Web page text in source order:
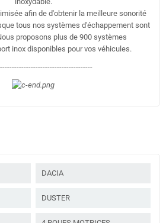
afin de d'obtenir la meilleure sonorité
tous nos systèmes d'échappement sont
proposons plus de 900 systèmes
inox disponibles pour vos véhicules.
DACIA
DUSTER